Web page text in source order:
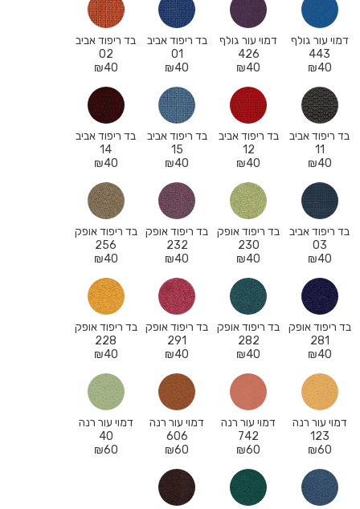
דמוי עור גולף
443
₪40
דמוי עור גולף
426
₪40
בד ריפוד אביב
01
₪40
בד ריפוד אביב
02
₪40
בד ריפוד אביב
11
₪40
בד ריפוד אביב
12
₪40
בד ריפוד אביב
15
₪40
בד ריפוד אביב
14
₪40
בד ריפוד אביב
03
₪40
בד ריפוד אופק
230
₪40
בד ריפוד אופק
232
₪40
בד ריפוד אופק
256
₪40
בד ריפוד אופק
281
₪40
בד ריפוד אופק
282
₪40
בד ריפוד אופק
291
₪40
בד ריפוד אופק
228
₪40
דמוי עור רנה
123
₪60
דמוי עור רנה
742
₪60
דמוי עור רנה
606
₪60
דמוי עור רנה
40
₪60